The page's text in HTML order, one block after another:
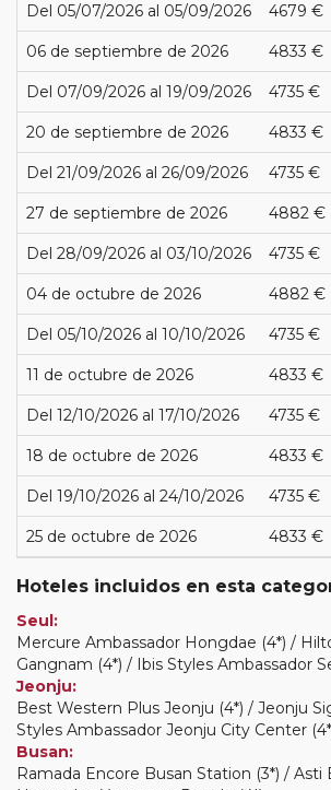
Del 05/07/2026 al 05/09/2026 4679 €
06 de septiembre de 2026 4833 €
Del 07/09/2026 al 19/09/2026 4735 €
20 de septiembre de 2026 4833 €
Del 21/09/2026 al 26/09/2026 4735 €
27 de septiembre de 2026 4882 €
Del 28/09/2026 al 03/10/2026 4735 €
04 de octubre de 2026 4882 €
Del 05/10/2026 al 10/10/2026 4735 €
11 de octubre de 2026 4833 €
Del 12/10/2026 al 17/10/2026 4735 €
18 de octubre de 2026 4833 €
Del 19/10/2026 al 24/10/2026 4735 €
25 de octubre de 2026 4833 €
Hoteles incluidos en esta
Seul:
Mercure Ambassador Hongdae (4*) /
Gangnam (4*) / Ibis Styles Ambassador
Jeonju:
Best Western Plus Jeonju (4*) / Jeonju
Styles Ambassador Jeonju City Center
Busan:
Ramada Encore Busan Station (3*) / Asti